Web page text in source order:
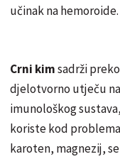
učinak na hemoroide.
Crni kimsadrži
djelotvorno utječu
imunološkog
koriste kod
karoten, magnezij,